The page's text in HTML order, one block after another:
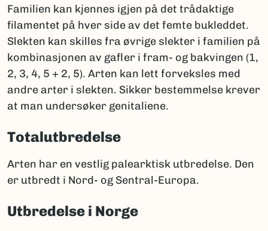
Familien kan kjennes igjen på det trådaktige
filamentet på hver side av det femte bukleddet.
Slekten kan skilles fra øvrige slekter i familien på
kombinasjonen av gafler i fram- og bakvingen (1,
2, 3, 4, 5 + 2, 5). Arten kan lett forveksles med
andre arter i slekten. Sikker bestemmelse krever
at man undersøker genitaliene.
Totalutbredelse
Arten har en vestlig palearktisk utbredelse. Den
er utbredt i Nord- og Sentral-Europa.
Utbredelse i Norge